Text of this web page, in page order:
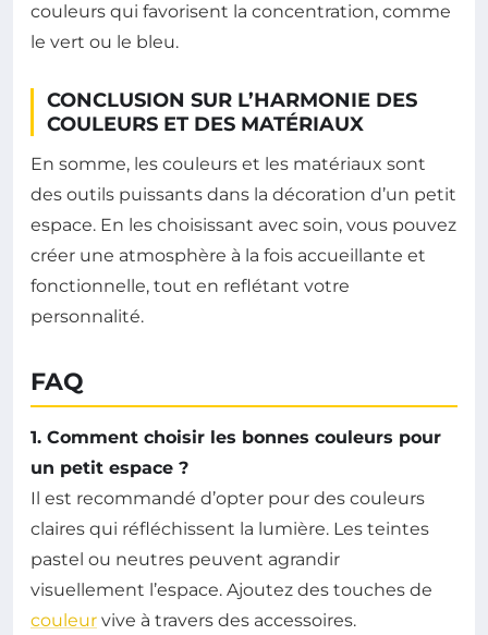
couleurs qui favorisent la concentration, comme
le vert ou le bleu.
CONCLUSION SUR L’HARMONIE DES
COULEURS ET DES MATÉRIAUX
En somme, les couleurs et les matériaux sont
des outils puissants dans la décoration d’un petit
espace. En les choisissant avec soin, vous pouvez
créer une atmosphère à la fois accueillante et
fonctionnelle, tout en reflétant votre
personnalité.
FAQ
1. Comment choisir les bonnes couleurs pour
un petit espace ?
Il est recommandé d’opter pour des couleurs
claires qui réfléchissent la lumière. Les teintes
pastel ou neutres peuvent agrandir
visuellement l’espace. Ajoutez des touches de
couleur vive à travers des accessoires.